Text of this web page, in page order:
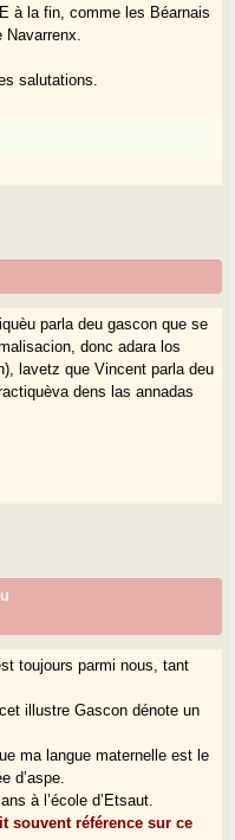
à la fin, comme les Béarnais
salutations.
parla deu gascon que se
donc adara los
lavetz que Vincent parla deu
dens las annadas
toujours parmi nous, tant
illustre Gascon dénote un
ma langue maternelle est le
d’aspe.
à l’école d’Etsaut.
souvent référence sur ce